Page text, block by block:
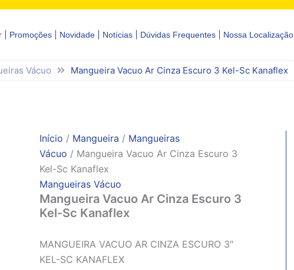
Promoções Novidade Notícias Dúvidas Frequentes Nossa Localização
Vácuo Mangueira Vacuo Ar Cinza Escuro 3 Kel-Sc Kanaflex
Início / Mangueira / Mangueiras
Vácuo / Mangueira Vacuo Ar Cinza Escuro 3
Kel-Sc Kanaflex
Mangueiras Vácuo
Mangueira Vacuo Ar Cinza Escuro 3
Kel-Sc Kanaflex
MANGUEIRA VACUO AR CINZA ESCURO 3″
KEL-SC KANAFLEX